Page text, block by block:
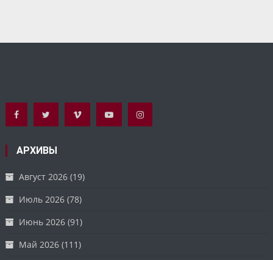
АРХИВЫ
Август 2026 (19)
Июль 2026 (78)
Июнь 2026 (91)
Май 2026 (111)